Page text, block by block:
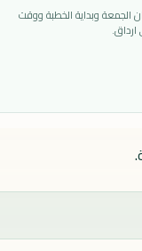
وبداية الخطبة ووقت